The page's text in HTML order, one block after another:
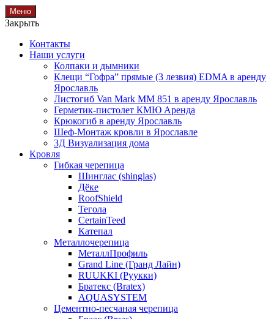
Меню
Закрыть
Контакты
Наши услуги
Колпаки и дымники
Клещи “Гофра” прямые (3 лезвия) EDMA в аренду
Ярославль
Листогиб Van Mark MM 851 в аренду Ярославль
Герметик-пистолет КМЮ Аренда
Крюкогиб в аренду Ярославль
Шеф-Монтаж кровли в Ярославле
3Д Визуализация дома
Кровля
Гибкая черепица
Шинглас (shinglas)
Дёке
RoofShield
Тегола
CertainTeed
Катепал
Металлочерепица
МеталлПрофиль
Grand Line (Гранд Лайн)
RUUKKI (Руукки)
Братекс (Bratex)
AQUASYSTEM
Цементно-песчаная черепица